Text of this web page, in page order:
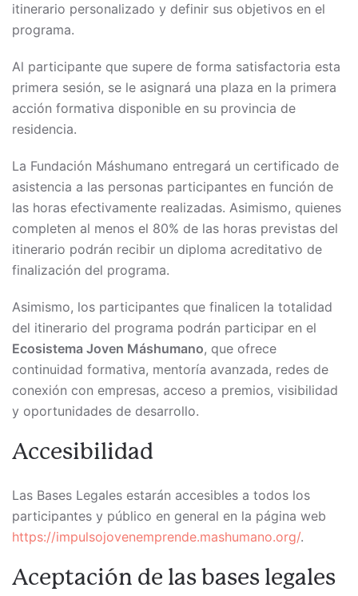
itinerario personalizado y definir sus objetivos en el
programa.
Al participante que supere de forma satisfactoria esta
primera sesión, se le asignará una plaza en la primera
acción formativa disponible en su provincia de
residencia.
La Fundación Máshumano entregará un certificado de
asistencia a las personas participantes en función de
las horas efectivamente realizadas. Asimismo, quienes
completen al menos el 80% de las horas previstas del
itinerario podrán recibir un diploma acreditativo de
finalización del programa.
Asimismo, los participantes que finalicen la totalidad
del itinerario del programa podrán participar en el
Ecosistema Joven Máshumano, que ofrece
continuidad formativa, mentoría avanzada, redes de
conexión con empresas, acceso a premios, visibilidad
y oportunidades de desarrollo.
Accesibilidad
Las Bases Legales estarán accesibles a todos los
participantes y público en general en la página web
https://impulsojovenemprende.mashumano.org/.
Aceptación de las bases legales